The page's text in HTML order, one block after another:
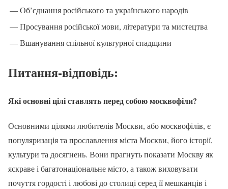
— Об’єднання російського та українського народів
— Просування російської мови, літератури та мистецтва
— Вшанування спільної культурної спадщини
Питання-відповідь:
Які основні цілі ставлять перед собою москвофіли?
Основними цілями любителів Москви, або москвофілів, є
популяризація та прославлення міста Москви, його історії,
культури та досягнень. Вони прагнуть показати Москву як
яскраве і багатонаціональне місто, а також виховувати
почуття гордості і любові до столиці серед її мешканців і